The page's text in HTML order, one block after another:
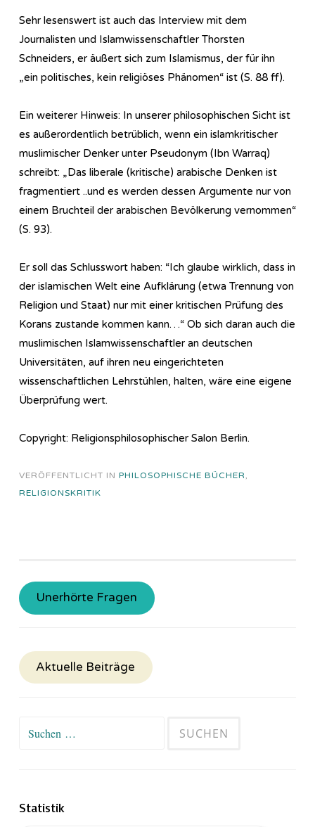
Sehr lesenswert ist auch das Interview mit dem
Journalisten und Islamwissenschaftler Thorsten
Schneiders, er äußert sich zum Islamismus, der für ihn
„ein politisches, kein religiöses Phänomen“ ist (S. 88 ff).
Ein weiterer Hinweis: In unserer philosophischen Sicht ist
es außerordentlich betrüblich, wenn ein islamkritischer
muslimischer Denker unter Pseudonym (Ibn Warraq)
schreibt: „Das liberale (kritische) arabische Denken ist
fragmentiert ..und es werden dessen Argumente nur von
einem Bruchteil der arabischen Bevölkerung vernommen“
(S. 93).
Er soll das Schlusswort haben: “Ich glaube wirklich, dass in
der islamischen Welt eine Aufklärung (etwa Trennung von
Religion und Staat) nur mit einer kritischen Prüfung des
Korans zustande kommen kann…“ Ob sich daran auch die
muslimischen Islamwissenschaftler an deutschen
Universitäten, auf ihren neu eingerichteten
wissenschaftlichen Lehrstühlen, halten, wäre eine eigene
Überprüfung wert.
Copyright: Religionsphilosophischer Salon Berlin.
VERÖFFENTLICHT IN PHILOSOPHISCHE BÜCHER,
RELIGIONSKRITIK
Unerhörte Fragen
Aktuelle Beiträge
Suchen
Statistik